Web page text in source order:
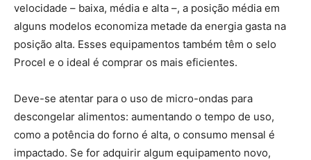
velocidade – baixa, média e alta –, a posição média em
alguns modelos economiza metade da energia gasta na
posição alta. Esses equipamentos também têm o selo
Procel e o ideal é comprar os mais eficientes.
Deve-se atentar para o uso de micro-ondas para
descongelar alimentos: aumentando o tempo de uso,
como a potência do forno é alta, o consumo mensal é
impactado. Se for adquirir algum equipamento novo,